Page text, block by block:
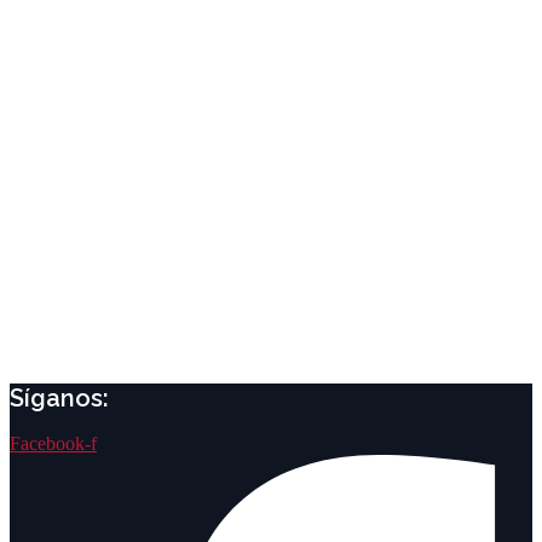
Síganos:
Facebook-f